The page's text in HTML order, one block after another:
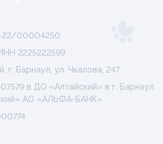
22/00004250
2225222599
г. Барнаул, ул. Чкалова, 247
в ДО «Алтайский» в г. Барнаул
АО «АЛЬФА-БАНК»